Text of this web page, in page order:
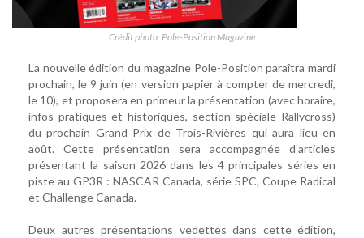
Crédit photo: Pole-Position Magazine
La nouvelle édition du magazine Pole-Position paraîtra mardi
prochain, le 9 juin (en version papier à compter de mercredi,
le 10), et proposera en primeur la présentation (avec horaire,
infos pratiques et historiques, section spéciale Rallycross)
du prochain Grand Prix de Trois-Rivières qui aura lieu en
août. Cette présentation sera accompagnée d’articles
présentant la saison 2026 dans les 4 principales séries en
piste au GP3R : NASCAR Canada, série SPC, Coupe Radical
et Challenge Canada.
Deux autres présentations vedettes dans cette édition,